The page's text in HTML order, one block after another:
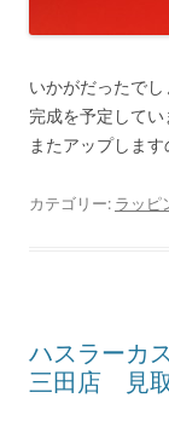
いかがだったで
完成を予定してい
またアップします
カテゴリー: ラッピ
ハスラー
三田店 見